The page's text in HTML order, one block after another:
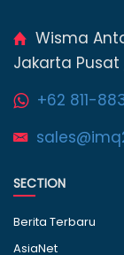
Wisma
Jakarta Pusat
+62 811-
SECTION
Berita Terbaru
AsiaNet